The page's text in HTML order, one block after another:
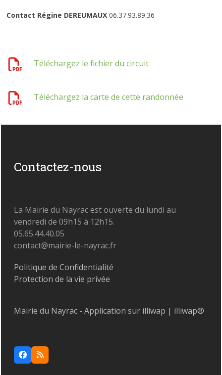
Contact Régine DEREUMAUX06.37.93.89.36
Téléchargez le fichier du circuit
Téléchargez la carte de cette randonnée
Contactez-nous
La Mairie du Nayrac est ouverte du lundi au
vendredi de 09h15 à 12h15.
05.65.44.40.05
contact@mairie-le-nayrac.fr
Politique de Confidentialité
Protection de la vie privée
Mairie du Nayrac - Application sur illiwap | illiwap®
Facebook
RSS